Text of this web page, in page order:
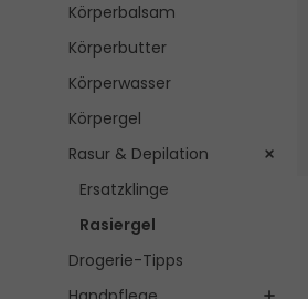
Körperbalsam
Körperbutter
Körperwasser
Körpergel
Rasur & Depilation
Ersatzklinge
Rasiergel
Drogerie-Tipps